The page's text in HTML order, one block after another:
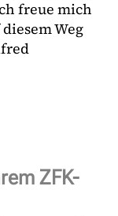
freue mich
Weg
ZFK-